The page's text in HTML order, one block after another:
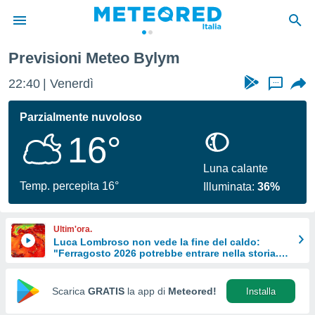
di
per
le
di
Web
Previsioni Meteo Bylym
22:40 Venerdì ...
Parzialmente nuvoloso
16°
Temp. percepita 16°
Luna calante
Illuminata:36%
Ultim'ora.
Luca Lombroso non vede la fine del caldo:
"Ferragosto 2026 potrebbe entrare nella storia.
Scarica GRATIS la app di Meteored! Installa